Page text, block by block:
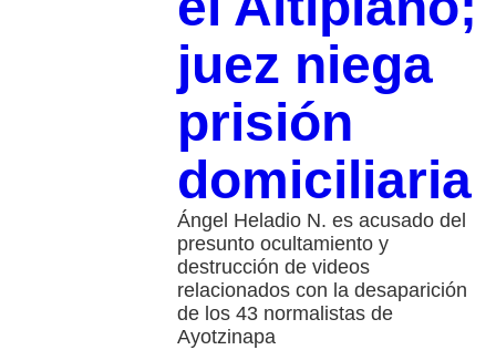
juez niega
prisión
domiciliaria
Ángel Heladio N. es acusado del
presunto ocultamiento y
destrucción de videos
relacionados con la desaparición
de los 43 normalistas de
Ayotzinapa